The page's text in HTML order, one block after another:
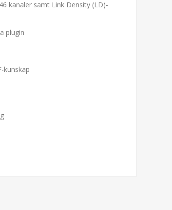
kanaler samt Link Density (LD)-
plugin
kunskap